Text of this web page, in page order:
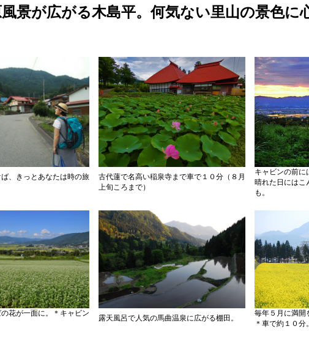
風景が広がる木島平。何気ない里山の景色に
、きっとあなたは時の旅
古代蓮で名高い稲泉寺まで車で１０分（８月
上旬ころまで）
キャビンの前に
晴れた日にはこ
も。
花が一面に。＊キャビン
露天風呂で人気の馬曲温泉に広がる棚田。
毎年５月に満開
＊車で約１０